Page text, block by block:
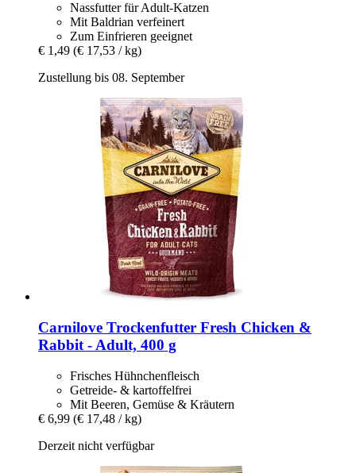
Nassfutter für Adult-Katzen
Mit Baldrian verfeinert
Zum Einfrieren geeignet
€ 1,49 (€ 17,53 / kg)
Zustellung bis 08. September
Carnilove Trockenfutter Fresh Chicken &
Rabbit -​ Adult, 400 g
Frisches Hühnchenfleisch
Getreide- & kartoffelfrei
Mit Beeren, Gemüse & Kräutern
€ 6,99 (€ 17,48 / kg)
Derzeit nicht verfügbar